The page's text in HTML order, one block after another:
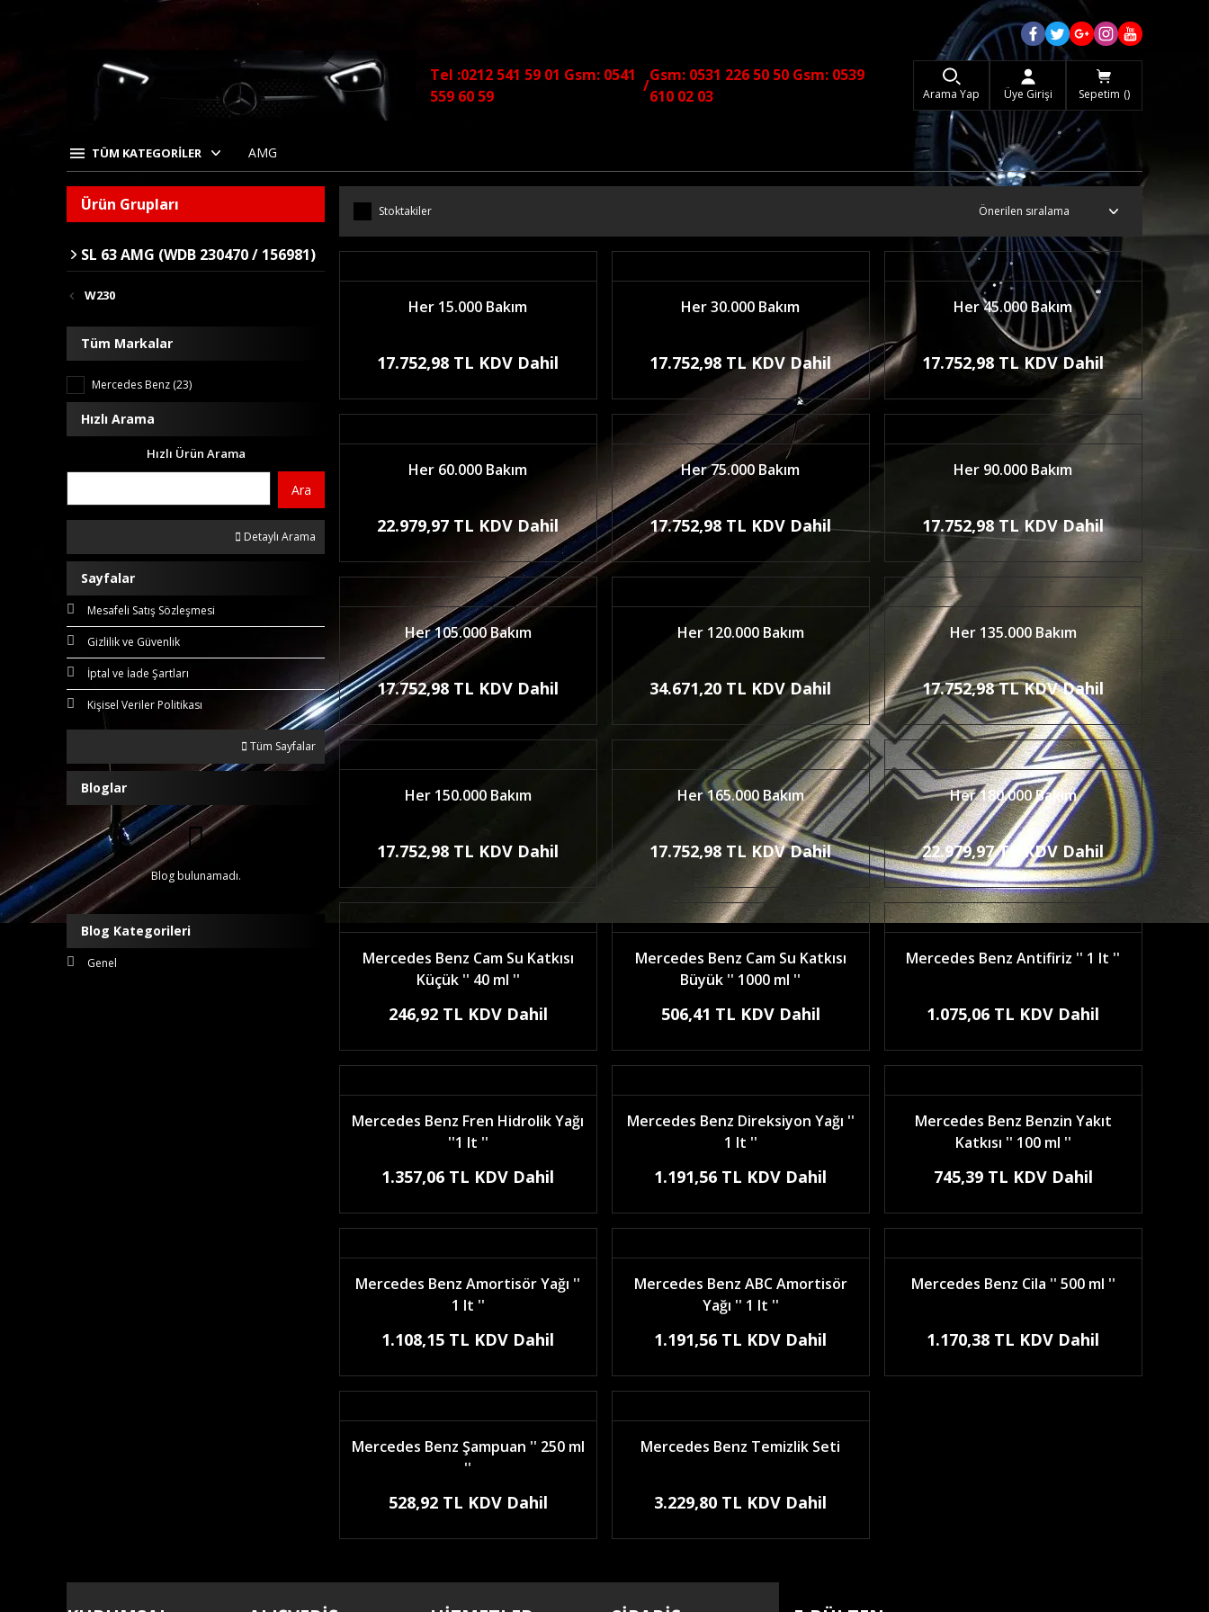
Tel :0212 541 59 01 Gsm: 0541
559 60 59
/
Gsm: 0531 226 50 50 Gsm: 0539
610 02 03
Arama Yap Üye Girişi Sepetim
TÜM KATEGORİLER AMG
Ürün Grupları
SL 63 AMG (WDB 230470 / 156981)
W230
Tüm Markalar
Mercedes Benz (23)
Hızlı Arama
Hızlı Ürün Arama
Ara
Detaylı Arama
Sayfalar
Mesafeli Satış Sözleşmesi
Gizlilik ve Güvenlik
İptal ve İade Şartları
Kişisel Veriler Politikası
Tüm Sayfalar
Bloglar
Blog bulunamadı.
Blog Kategorileri
Genel
Stoktakiler
Her 15.000 Bakım
17.752,98 TL KDV Dahil
Her 30.000 Bakım
17.752,98 TL KDV Dahil
Her 45.000 Bakım
17.752,98 TL KDV Dahil
Her 60.000 Bakım
22.979,97 TL KDV Dahil
Her 75.000 Bakım
17.752,98 TL KDV Dahil
Her 90.000 Bakım
17.752,98 TL KDV Dahil
Her 105.000 Bakım
17.752,98 TL KDV Dahil
Her 120.000 Bakım
34.671,20 TL KDV Dahil
Her 135.000 Bakım
17.752,98 TL KDV Dahil
Her 150.000 Bakım
17.752,98 TL KDV Dahil
Her 165.000 Bakım
17.752,98 TL KDV Dahil
Her 180.000 Bakım
22.979,97 TL KDV Dahil
Mercedes Benz Cam Su Katkısı
Küçük '' 40 ml ''
246,92 TL KDV Dahil
Mercedes Benz Cam Su Katkısı
Büyük '' 1000 ml ''
506,41 TL KDV Dahil
Mercedes Benz Antifiriz '' 1 lt ''
1.075,06 TL KDV Dahil
Mercedes Benz Fren Hidrolik Yağı
''1 lt ''
1.357,06 TL KDV Dahil
Mercedes Benz Direksiyon Yağı ''
1 lt ''
1.191,56 TL KDV Dahil
Mercedes Benz Benzin Yakıt
Katkısı '' 100 ml ''
745,39 TL KDV Dahil
Mercedes Benz Amortisör Yağı ''
1 lt ''
1.108,15 TL KDV Dahil
Mercedes Benz ABC Amortisör
Yağı '' 1 lt ''
1.191,56 TL KDV Dahil
Mercedes Benz Cila '' 500 ml ''
1.170,38 TL KDV Dahil
Mercedes Benz Şampuan '' 250 ml
''
528,92 TL KDV Dahil
Mercedes Benz Temizlik Seti
3.229,80 TL KDV Dahil